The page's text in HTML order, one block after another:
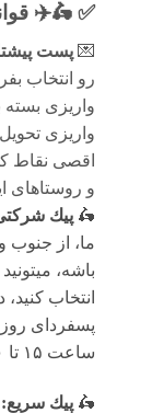
✅ 🛵✈️
💌 پست
رو انتخاب
واریزی
واریزی
اقصی نقاط
و روستاهای
🛵 پيك
ما، از جنوب
باشه،
انتخاب
پسفردای
ساعت ۱۵ تا ٢٠ تحويل شما مى شود.
🛵 پيك سریع: